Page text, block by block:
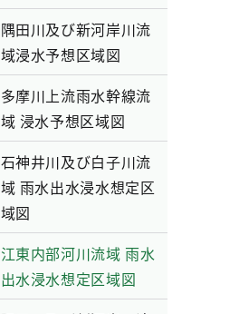
隅田川及び新河岸川流
域浸水予想区域図
多摩川上流雨水幹線流
域 浸水予想区域図
石神井川及び白子川流
域 雨水出水浸水想定区
域図
江東内部河川流域 雨水
出水浸水想定区域図